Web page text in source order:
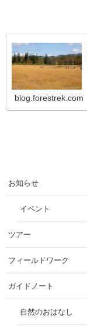
blog.forestrek.com
お知らせ
イベント
ツアー
フィールドワーク
ガイドノート
自然のおはなし